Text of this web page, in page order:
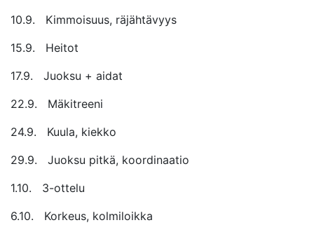
10.9. Kimmoisuus, räjähtävyys
15.9. Heitot
17.9. Juoksu + aidat
22.9. Mäkitreeni
24.9. Kuula, kiekko
29.9. Juoksu pitkä, koordinaatio
1.10. 3-ottelu
6.10. Korkeus, kolmiloikka